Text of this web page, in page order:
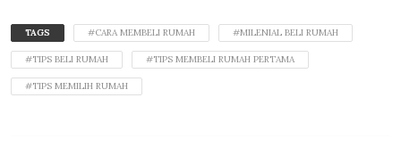
TAGS #CARA MEMBELI RUMAH #MILENIAL BELI RUMAH
#TIPS BELI RUMAH #TIPS MEMBELI RUMAH PERTAMA
#TIPS MEMILIH RUMAH